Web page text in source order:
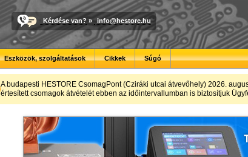
Kérdése van? » info@hestore.hu
Eszközök, szolgáltatások Cikkek Súgó
A budapesti HESTORE CsomagPont (Cziráki utcai átvevőhely) 2026.
értesített csomagok átvételét ebben az időintervallumban is biztosítjuk
Új PLA filamentek készletről
Kiváló árfekvésű, sok színben elérhető 1.75 mm-es PLA filamentek a
Modulvilág
Fejlesztés, szórakozás és robotika, a HESTORE-tól
Megbízható labortápegység készletről
Új, modern megjelenésű és megbízható labortápegység, a HESTORE